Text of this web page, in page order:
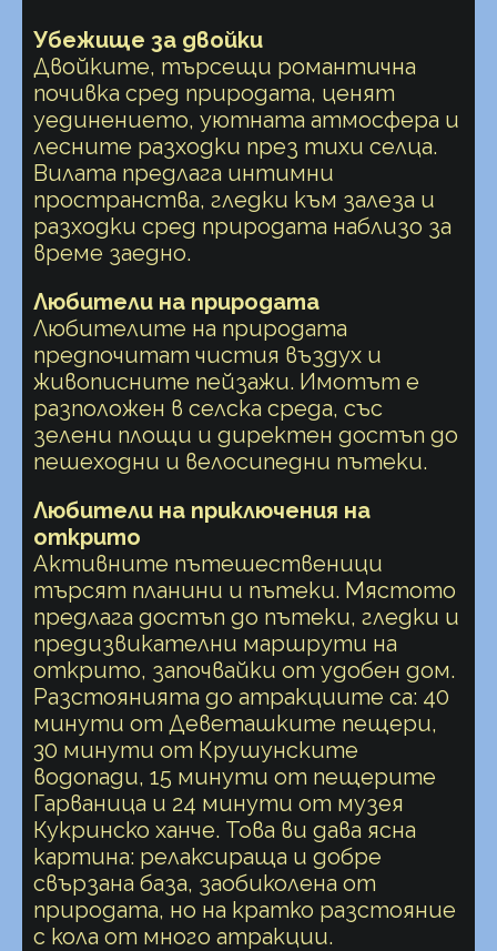
Убежище за двойки
Двойките, търсещи романтична
почивка сред природата, ценят
уединението, уютната атмосфера и
лесните разходки през тихи селца.
Вилата предлага интимни
пространства, гледки към залеза и
разходки сред природата наблизо за
време заедно.
Любители на природата
Любителите на природата
предпочитат чистия въздух и
живописните пейзажи. Имотът е
разположен в селска среда, със
зелени площи и директен достъп до
пешеходни и велосипедни пътеки.
Любители на приключения на
открито
Активните пътешественици
търсят планини и пътеки. Мястото
предлага достъп до пътеки, гледки и
предизвикателни маршрути на
открито, започвайки от удобен дом.
Разстоянията до атракциите са: 40
минути от Деветашките пещери,
30 минути от Крушунските
водопади, 15 минути от пещерите
Гарваница и 24 минути от музея
Кукринско ханче. Това ви дава ясна
картина: релаксираща и добре
свързана база, заобиколена от
природата, но на кратко разстояние
с кола от много атракции.